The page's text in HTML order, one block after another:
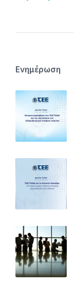
Ενημέρωση